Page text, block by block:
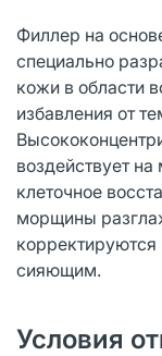
Филлер на
специально
кожи в области
избавления от
воздействует
клеточное
морщины
сияющим.
Условия